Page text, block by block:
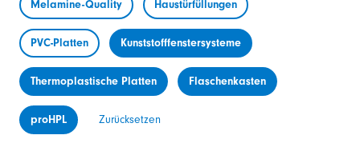
Melamine-Quality Haustürfüllungen
PVC-Platten Kunststofffenstersysteme
Thermoplastische Platten Flaschenkasten
proHPL Zurücksetzen